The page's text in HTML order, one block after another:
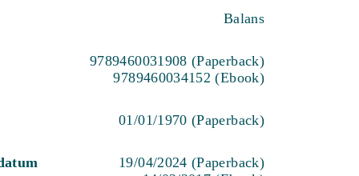
Balans
9789460031908 (Paperback)
9789460034152 (Ebook)
01/01/1970 (Paperback)
19/04/2024 (Paperback)